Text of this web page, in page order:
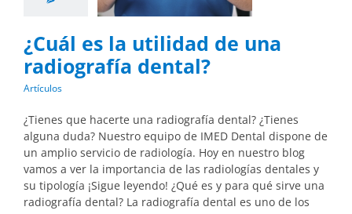
¿Cuál es la utilidad de una
radiografía dental?
Artículos
¿Tienes que hacerte una radiografía dental? ¿Tienes
alguna duda? Nuestro equipo de IMED Dental dispone de
un amplio servicio de radiología. Hoy en nuestro blog
vamos a ver la importancia de las radiologías dentales y
su tipología ¡Sigue leyendo! ¿Qué es y para qué sirve una
radiografía dental? La radiografía dental es uno de los